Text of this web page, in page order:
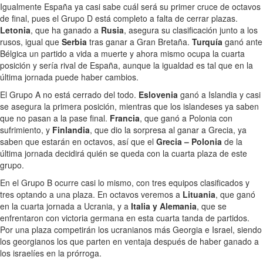
Igualmente España ya casi sabe cuál será su primer cruce de octavos
de final, pues el Grupo D está completo a falta de cerrar plazas.
Letonia, que ha ganado a Rusia, asegura su clasificación junto a los
rusos, igual que Serbia tras ganar a Gran Bretaña. Turquía ganó ante
Bélgica un partido a vida a muerte y ahora mismo ocupa la cuarta
posición y sería rival de España, aunque la igualdad es tal que en la
última jornada puede haber cambios.
El Grupo A no está cerrado del todo. Eslovenia ganó a Islandia y casi
se asegura la primera posición, mientras que los islandeses ya saben
que no pasan a la pase final. Francia, que ganó a Polonia con
sufrimiento, y Finlandia, que dio la sorpresa al ganar a Grecia, ya
saben que estarán en octavos, así que el Grecia – Polonia de la
última jornada decidirá quién se queda con la cuarta plaza de este
grupo.
En el Grupo B ocurre casi lo mismo, con tres equipos clasificados y
tres optando a una plaza. En octavos veremos a Lituania, que ganó
en la cuarta jornada a Ucrania, y a Italia y Alemania, que se
enfrentaron con victoria germana en esta cuarta tanda de partidos.
Por una plaza competirán los ucranianos más Georgia e Israel, siendo
los georgianos los que parten en ventaja después de haber ganado a
los israelíes en la prórroga.